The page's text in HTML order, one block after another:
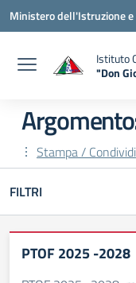
Vai ai contenuti
Vai al menu di navigazione
Vai al footer
Ministero dell'Istruzione
Istituto
"Don
Stampa / Condividi
FILTRI
PTOF 2025 -2028